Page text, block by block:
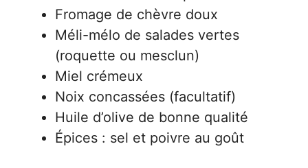
Fromage de chèvre doux
Méli-mélo de salades vertes
(roquette ou mesclun)
Miel crémeux
Noix concassées (facultatif)
Huile d’olive de bonne qualité
Épices : sel et poivre au goût